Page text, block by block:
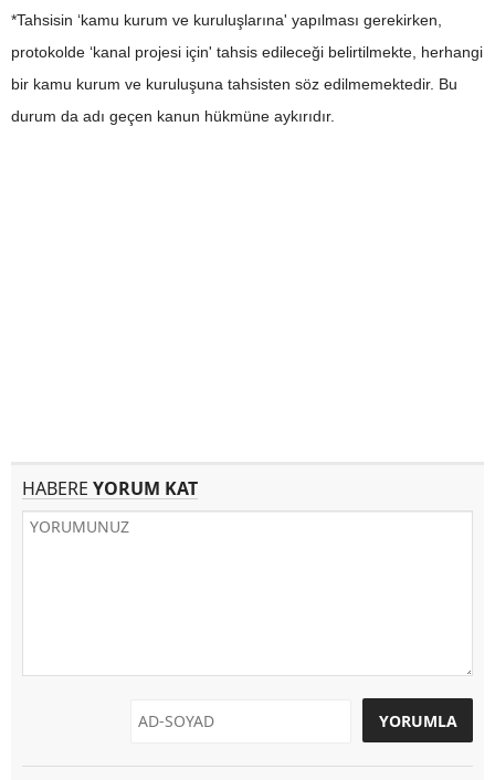
*Tahsisin ‘kamu kurum ve kuruluşlarına' yapılması gerekirken,
protokolde ‘kanal projesi için' tahsis edileceği belirtilmekte, herhangi
bir kamu kurum ve kuruluşuna tahsisten söz edilmemektedir. Bu
durum da adı geçen kanun hükmüne aykırıdır.
HABERE YORUM KAT